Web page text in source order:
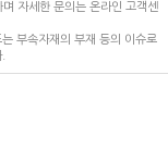
자세한 문의는 온라인 고객센
부속자재의 부재 등의 이슈로